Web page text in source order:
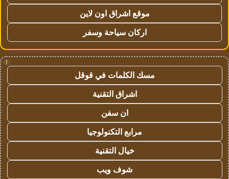
موقع اشراق اون لاين
اركان سياحة وسفر
!
مسك الكلمات في قوقل
اشراق التقنية
ان سفن
مرابع التكنولوجيا
خيال التقنية
شوف ويب